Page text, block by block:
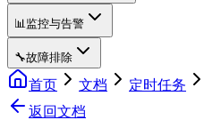
📊监控与告警
🔧故障排除
首页 文档 定时任务
返回文档